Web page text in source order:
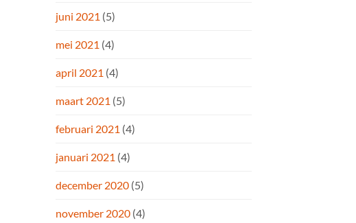
juni 2021 (5)
mei 2021 (4)
april 2021 (4)
maart 2021 (5)
februari 2021 (4)
januari 2021 (4)
december 2020 (5)
november 2020 (4)